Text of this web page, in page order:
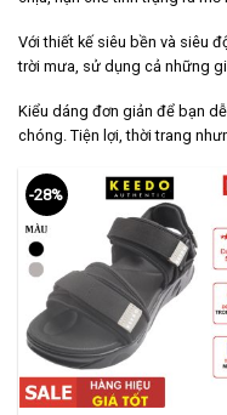
Với thiết kế siêu bền và siêu
trời mưa, sử dụng cả những
Kiểu dáng đơn giản để bạn
chóng. Tiện lợi, thời trang
-28%